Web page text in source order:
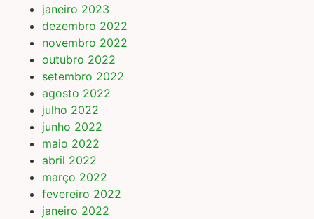
janeiro 2023
dezembro 2022
novembro 2022
outubro 2022
setembro 2022
agosto 2022
julho 2022
junho 2022
maio 2022
abril 2022
março 2022
fevereiro 2022
janeiro 2022